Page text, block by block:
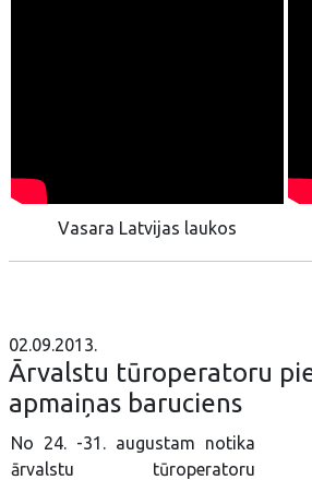
Vasara Latvijas laukos
02.09.2013.
Ārvalstu tūroperatoru
apmaiņas baruciens
No 24. -31. augustam notika
ārvalstu tūroperatoru